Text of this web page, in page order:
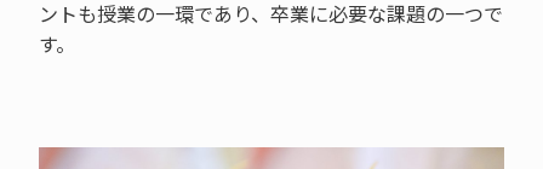
ントも授業の一環であり、卒業に必要な課題の一つで
す。